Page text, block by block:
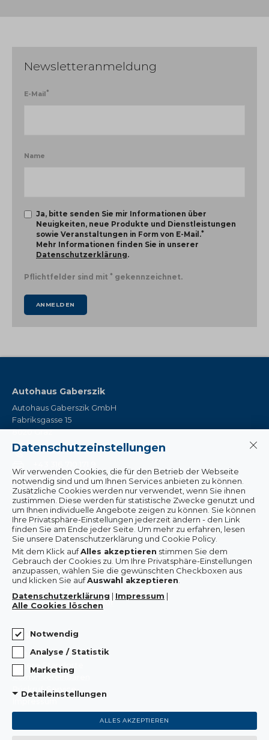
Newsletteranmeldung
E-Mail *
Name
Ja, bitte senden Sie mir Informationen über
Neuigkeiten, neue Produkte und Dienstleistungen
sowie Veranstaltungen in Form von E-Mail.*
Mehr Informationen finden Sie in unserer
Datenschutzerklärung.
Pflichtfelder sind mit * gekennzeichnet.
ANMELDEN
Autohaus Gaberszik
Autohaus Gaberszik GmbH
Fabriksgasse 15
8020 Graz
+43 316 710 171
office@ford-gaberszik.at
Infos
Wissenswertes & Aktuelles
Service & Werkstatt
Modelle & lagernde Neuwagen
Aktionen & Angebote
Unser Autohaus
Probefahrt anfragen
Gebrauchtwagen-Ankauf
Links
Ihre Ansprechpartner
Unsere Standorte
Termin vereinbaren
Rückruf-Service
Datenschutz
Datenschutzeinstellungen
Wir verwenden Cookies, die für den Betrieb der Webseite
notwendig sind und um Ihnen Services anbieten zu können.
Zusätzliche Cookies werden nur verwendet, wenn Sie ihnen
zustimmen. Diese werden für statistische Zwecke genutzt und
um Ihnen individuelle Angebote zeigen zu können. Sie können
Ihre Privatsphäre-Einstellungen jederzeit ändern - den Link
finden Sie am Ende jeder Seite. Um mehr zu erfahren, lesen
Sie unsere Datenschutzerklärung und Cookie Policy.
Mit dem Klick aufAlles akzeptieren stimmen Sie dem
Gebrauch der Cookies zu. Um Ihre Privatsphäre-Einstellungen
anzupassen, wählen Sie die gewünschten Checkboxen aus
und klicken Sie aufAuswahl akzeptieren
Datenschutzerklärung | Impressum |
Alle Cookies löschen
Notwendig
Analyse / Statistik
Marketing
Detaileinstellungen
ALLES AKZEPTIEREN